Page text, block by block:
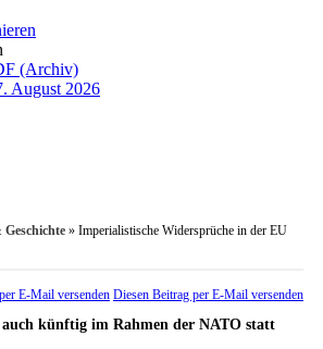
(Archiv)
August 2026
» Imperialistische Widersprüche in der EU
Diesen Beitrag per E-Mail versenden
künftig im Rahmen der NATO statt